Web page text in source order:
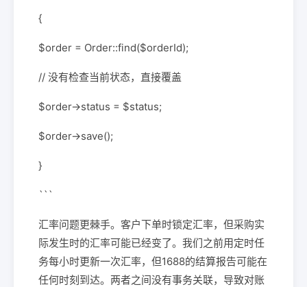
{
$order = Order::find($orderId);
// 没有检查当前状态，直接覆盖
$order->status = $status;
$order->save();
}
```
汇率问题更棘手。客户下单时锁定汇率，但采购实
际发生时的汇率可能已经变了。我们之前用定时任
务每小时更新一次汇率，但1688的结算报告可能在
任何时刻到达。两者之间没有事务关联，导致对账